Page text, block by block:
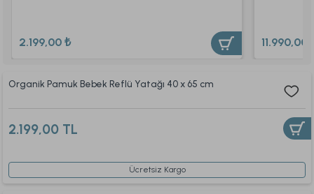
2.199,00 ₺ 11.990,00
Organik Pamuk Bebek Reflü Yatağı 40 x 65 cm
2.199,00 TL
Ücretsiz Kargo